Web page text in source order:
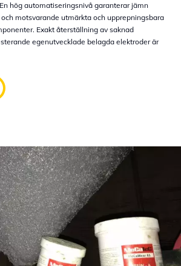
hög automatiseringsnivå garanterar jämn
motsvarande utmärkta och upprepningsbara
Exakt återställning av saknad
egenutvecklade belagda elektroder är